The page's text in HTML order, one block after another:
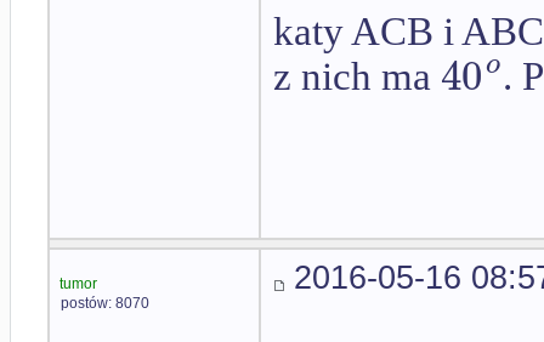
katy ACB i
z nich ma 40o.
tumor
postów: 8070
2016-05-16